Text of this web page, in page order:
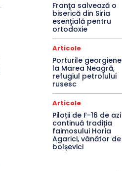
Franţa salvează o
biserică din Siria
esenţială pentru
ortodoxie
Articole
Porturile georgiene
la Marea Neagră,
refugiul petrolului
rusesc
Articole
Piloții de F-16 de azi
continuă tradiția
faimosului Horia
Agarici, vânător de
bolșevici